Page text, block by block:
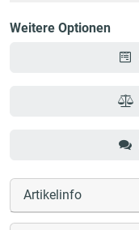
Weitere Optionen
Artikelinfo